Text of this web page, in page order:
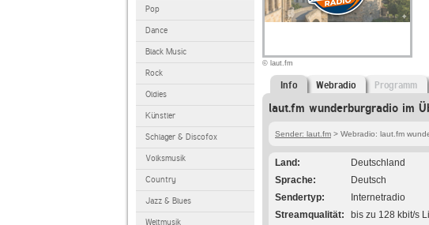
Pop
Dance
Black Music
Rock
Oldies
Künstler
Schlager & Discofox
Volksmusik
Country
Jazz & Blues
Weltmusik
© laut.fm
Info Webradio Programm
laut.fm wunderburgradio im
Sender: laut.fm > Webradio: laut.fm
Land
Deutschland
Sprache
Deutsch
Sendertyp
Internetradio
Streamqualität
bis zu 128 kbit/s